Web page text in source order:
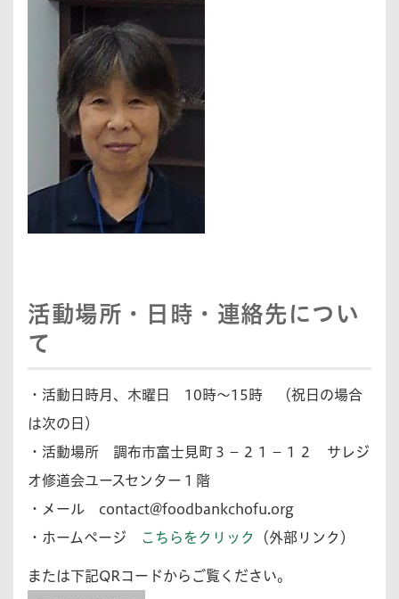
活動場所・日時・連絡先につい
て
・活動日時月、木曜日 10時～15時 （祝日の場合
は次の日）
・活動場所 調布市富士見町３－２１－１２ サレジ
オ修道会ユースセンター１階
・メール contact@foodbankchofu.org
・ホームページ
こちらをクリック （外部リンク）
または下記QRコードからご覧ください。